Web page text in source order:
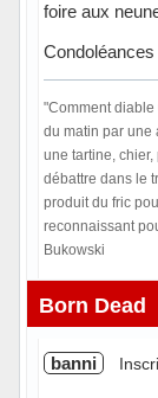
foire aux
"Comment
du matin par une
une tartine, chier,
débattre dans le
produit du fric
reconnaissant
Bukowski
Hors ligne
Born Dead
banni